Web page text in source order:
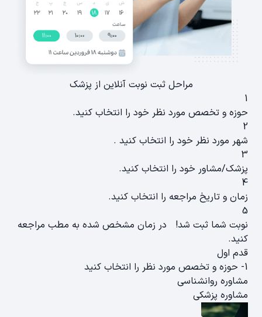
مراحل ثبت نوبت آنلاین از پزشک
1
حوزه و تخصص مورد نظر خود را انتخاب کنید.
2
شهر مورد نظر خود را انتخاب کنید .
3
پزشک/مشاور خود را انتخاب کنید.
4
زمان و تاریخ مراجعه را انتخاب کنید.
5
نوبت شما ثبت شد! در زمان مشخص شده به مطب مراجعه
کنید.
قدم اول
1- حوزه و تخصص مورد نظر را انتخاب کنید
مشاوره روانشناسی
مشاوره پزشکی